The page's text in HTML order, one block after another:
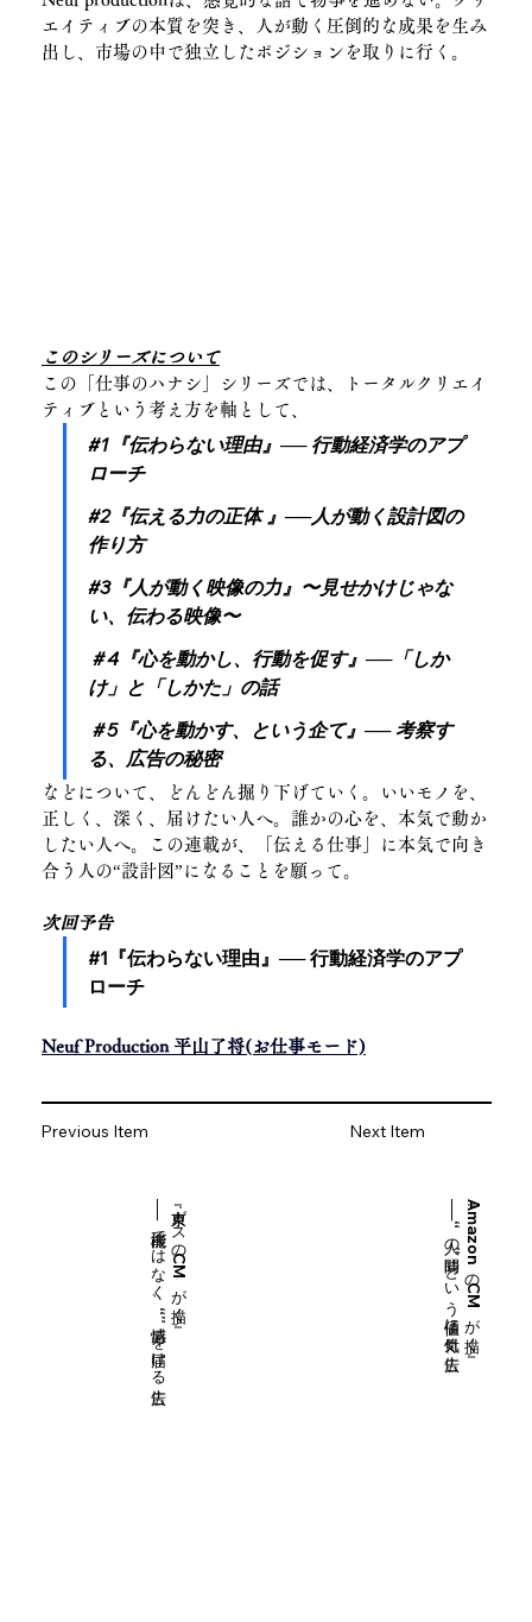
エイティブの本質を突き、人が動く圧倒的な成果を生み
出し、市場の中で独立したポジションを取りに行く。
このシリーズについて
この「仕事のハナシ」シリーズでは、トータルクリエイ
ティブという考え方を軸として、
#1『伝わらない理由』── 行動経済学のアプ
ローチ
#2『伝える力の正体 』──人が動く設計図の
作り方
#3『人が動く映像の力』〜見せかけじゃな
い、伝わる映像〜
＃4『心を動かし、行動を促す』──「しか
け」と「しかた」の話
＃5『心を動かす、という企て』── 考察す
る、広告の秘密
などについて、どんどん掘り下げていく。いいモノを、
正しく、深く、届けたい人へ。誰かの心を、本気で動か
したい人へ。この連載が、「伝える仕事」に本気で向き
合う人の“設計図”になることを願って。
次回予告
#1『伝わらない理由』── 行動経済学のアプ
ローチ
Neuf Production 平山了将(お仕事モード)
Next Item
Previous Item
『東京ガスのCMが描く』
──機能ではなく、“感情”を届ける広告 『AmazonのCMが描く』
──“人の時間”という価値に気付く広告